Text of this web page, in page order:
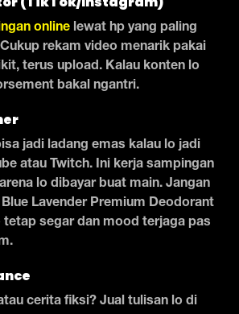
online lewat hp yang paling
rekam video menarik pakai
terus upload. Kalau konten lo
bakal ngantri.
jadi ladang emas kalau lo jadi
atau Twitch. Ini kerja sampingan
lo dibayar buat main. Jangan
Lavender Premium Deodorant
tetap segar dan mood terjaga pas
cerita fiksi? Jual tulisan lo di